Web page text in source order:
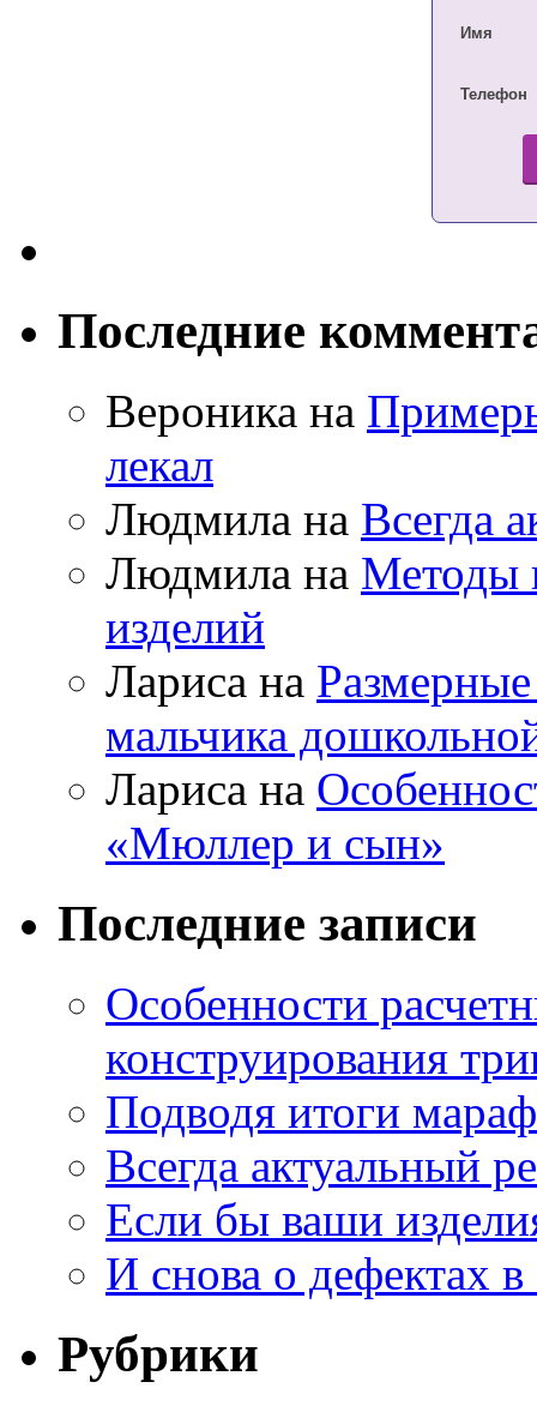
Имя
Телефон
Последние
Вероника на
лекал
Людмила на Всегда
Людмила на Методы
изделий
Лариса на
мальчика
Лариса на
«Мюллер и сын»
Последние записи
Особенности
конструирования
Подводя итоги
Всегда актуальный
Если бы ваши
И снова о дефектах
Рубрики